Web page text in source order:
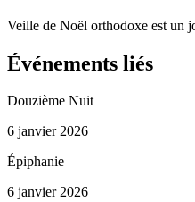
Veille de Noël orthodoxe est un
Événements liés
Douzième Nuit
6 janvier 2026
Épiphanie
6 janvier 2026